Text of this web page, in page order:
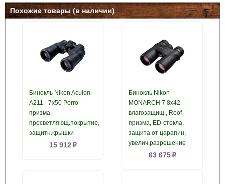
Похожие товары (в наличии)
Бинокль Nikon Aculon
A211 - 7x50 Porro-
призма,
просветляющ.покрытие,
защитн.крышки
15 912 p
Бинокль Nikon
MONARCH 7 8x42
влагозащищ., Roof-
призма, ED-стекла,
защита от царапин,
увелич.разрешение
63 675p